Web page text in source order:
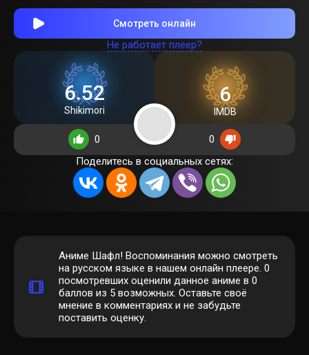
Смотреть онлайн
Не работает плеер?
6.52
Shikimori
6
IMDB
0
0
Поделитесь в социальных сетях:
Аниме Шафл! Воспоминания можно смотреть
на русском языке в нашем онлайн плеере. 0
посмотревших оценили данное аниме в 0
баллов из 5 возможных. Оставьте своё
мнение в комментариях и не забудьте
поставить оценку.